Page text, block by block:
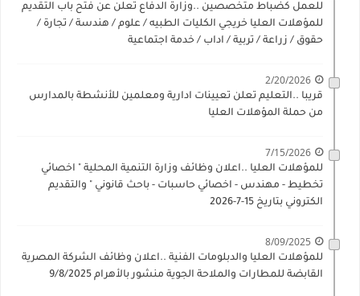
للعمل كضباط متخصصين ..وزارة الدفاع تعلن عن فتح باب التقديم
للمؤهلات العليا خريجي الكليات الطبيه / علوم / هندسة / تجارة /
حقوق / زراعة / تربية / اداب / خدمة اجتماعية
2/20/2026
قريبا ..التعليم تعلن تعيينات ادارية ومعلمين للأنشطة بالمدارس
من حملة المؤهلات العليا
7/15/2026
للمؤهلات العليا ..اعلان وظائف وزارة التنمية المحلية " اخصائي
تخطيط - مهندس - اخصائي حاسبات - باحث قانوني " والتقديم
الكتروني بتاريخ 15-7-2026
8/09/2025
للمؤهلات العليا والدبلومات الفنية ..اعلان وظائف الشركة المصرية
القابضة للمطارات والملاحة الجوية منشور بالأهرام 9/8/2025